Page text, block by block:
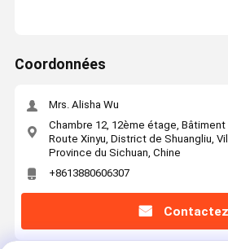
Coordonnées
Mrs. Alisha Wu
Chambre 12, 12ème étage, Bâtiment
Route Xinyu, District de Shuangliu,
Province du Sichuan, Chine
+8613880606307
Contactez